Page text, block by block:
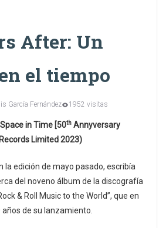
After: Un
el tiempo
García Fernández 1952 visitas
in Time [50th Annyversary
Limited 2023)
la edición de mayo pasado, escribía
del noveno álbum de la discografía
& Roll Music to the World”, que en
de su lanzamiento.